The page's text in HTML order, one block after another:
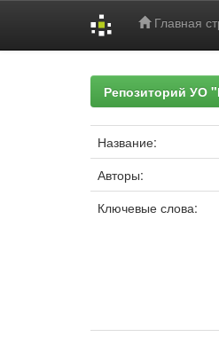
Главная
Репозиторий УО
Название:
Авторы:
Ключевые слова: